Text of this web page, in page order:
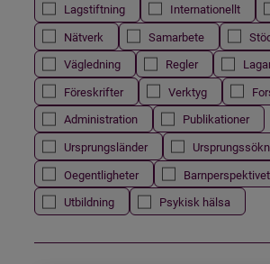
Lagstiftning
Internationellt
Nätverk
Samarbete
Vägledning
Regler
Föreskrifter
Verktyg
Administration
Publikationer
Ursprungsländer
Oegentligheter
Barnperspektivet
Utbildning
Psykisk hälsa